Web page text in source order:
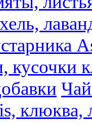
кусочки
клюква,